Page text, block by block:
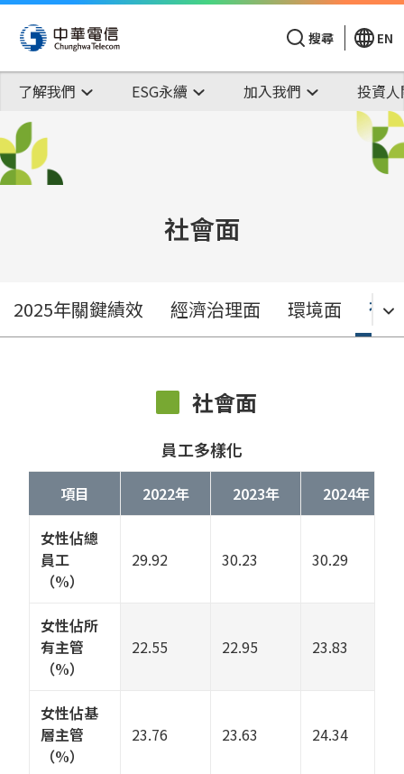
搜尋 EN
了解我們 ESG永續 加入我們 投資
社會面
2025年關鍵績效 經濟治理面 環境面 社
社會面
員工多樣化
項目 2022年 2023年 2024年
女性佔總
員工
（%）
29.92 30.23 30.29
女性佔所
有主管
（%）
22.55 22.95 23.83
女性佔基
層主管
（%）
23.76 23.63 24.34